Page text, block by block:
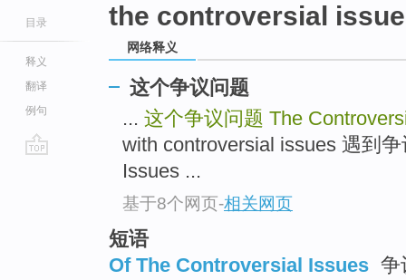
目录
释义
翻译
例句
the controversial
网络释义
这个争议问题
... 这个争议问题 The
with controversial issues 遇到
Issues ...
基于8个网页-相关网页
短语
Of The Controversial Issues 争